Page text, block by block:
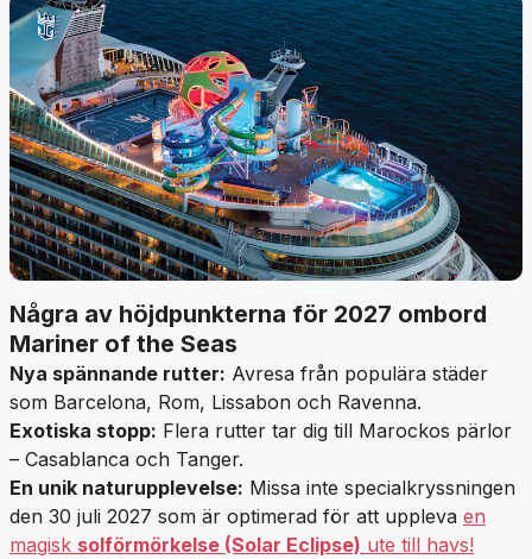
Några av höjdpunkterna för 2027 ombord
Mariner of the Seas
Nya spännande rutter: Avresa från populära städer
som Barcelona, Rom, Lissabon och Ravenna.
Exotiska stopp: Flera rutter tar dig till Marockos pärlor
– Casablanca och Tanger.
En unik naturupplevelse: Missa inte specialkryssningen
den 30 juli 2027 som är optimerad för att uppleva en
magisk solförmörkelse (Solar Eclipse) ute till havs!